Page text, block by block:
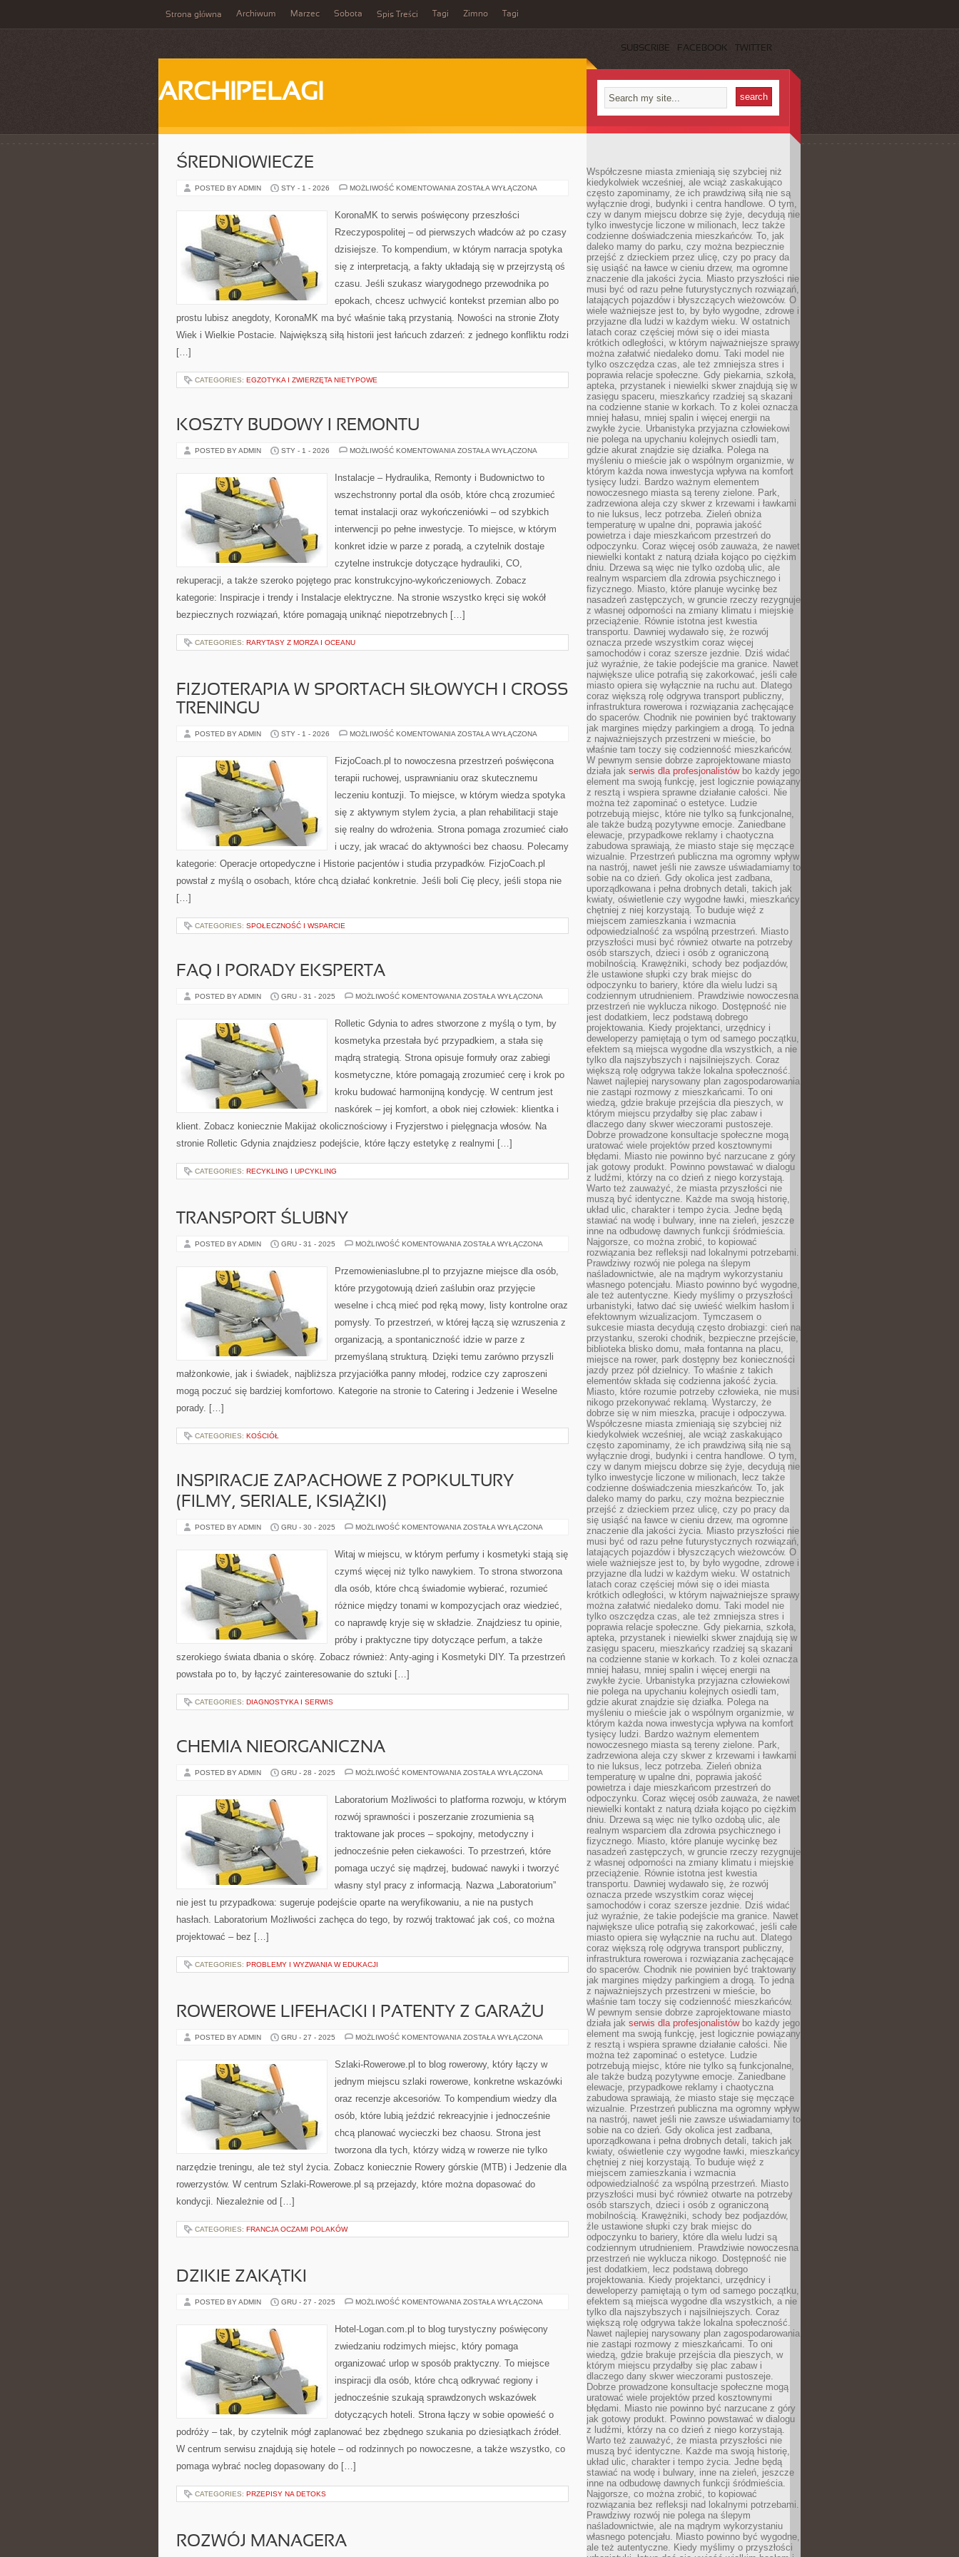
Strona główna Archiwum Marzec Sobota Spis Treści Tagi Zimno Tagi
SUBSCRIBE FACEBOOK TWITTER
ARCHIPELAGI
ŚREDNIOWIECZE
POSTED BY ADMIN STY - 1 - 2026 MOŻLIWOŚĆ KOMENTOWANIA ŚREDNIOWIECZE
ZOSTAŁA WYŁĄCZONA
KoronaMK to serwis poświęcony przeszłości
Rzeczypospolitej – od pierwszych władców aż po czasy
dzisiejsze. To kompendium, w którym narracja spotyka
się z interpretacją, a fakty układają się w przejrzystą oś
czasu. Jeśli szukasz wiarygodnego przewodnika po
epokach, chcesz uchwycić kontekst przemian albo po
prostu lubisz anegdoty, KoronaMK ma być właśnie taką przystanią. Nowości na stronie Złoty
Wiek i Wielkie Postacie. Największą siłą historii jest łańcuch zdarzeń: z jednego konfliktu rodzi
[…]
CATEGORIES: EGZOTYKA I ZWIERZĘTA NIETYPOWE
KOSZTY BUDOWY I REMONTU
POSTED BY ADMIN STY - 1 - 2026 MOŻLIWOŚĆ KOMENTOWANIA KOSZTY
REMONTU
ZOSTAŁA WYŁĄCZONA
Instalacje – Hydraulika, Remonty i Budownictwo to
wszechstronny portal dla osób, które chcą zrozumieć
temat instalacji oraz wykończeniówki – od szybkich
interwencji po pełne inwestycje. To miejsce, w którym
konkret idzie w parze z poradą, a czytelnik dostaje
czytelne instrukcje dotyczące hydrauliki, CO,
rekuperacji, a także szeroko pojętego prac konstrukcyjno-wykończeniowych. Zobacz
kategorie: Inspiracje i trendy i Instalacje elektryczne. Na stronie wszystko kręci się wokół
bezpiecznych rozwiązań, które pomagają uniknąć niepotrzebnych […]
CATEGORIES: RARYTASY Z MORZA I OCEANU
FIZJOTERAPIA W SPORTACH SIŁOWYCH I CROSS
TRENINGU
POSTED BY ADMIN STY - 1 - 2026 MOŻLIWOŚĆ KOMENTOWANIA FIZJOTERAPIA
SIŁOWYCH
TRENINGU
ZOSTAŁA WYŁĄCZONA
FizjoCoach.pl to nowoczesna przestrzeń poświęcona
terapii ruchowej, usprawnianiu oraz skutecznemu
leczeniu kontuzji. To miejsce, w którym wiedza spotyka
się z aktywnym stylem życia, a plan rehabilitacji staje
się realny do wdrożenia. Strona pomaga zrozumieć ciało
i uczy, jak wracać do aktywności bez chaosu. Polecamy
kategorie: Operacje ortopedyczne i Historie pacjentów i studia przypadków. FizjoCoach.pl
powstał z myślą o osobach, które chcą działać konkretnie. Jeśli boli Cię plecy, jeśli stopa nie
[…]
CATEGORIES: SPOŁECZNOŚĆ I WSPARCIE
FAQ I PORADY EKSPERTA
POSTED BY ADMIN GRU - 31 - 2025 MOŻLIWOŚĆ KOMENTOWANIA FAQ
ZOSTAŁA WYŁĄCZONA
Rolletic Gdynia to adres stworzone z myślą o tym, by
kosmetyka przestała być przypadkiem, a stała się
mądrą strategią. Strona opisuje formuły oraz zabiegi
kosmetyczne, które pomagają zrozumieć cerę i krok po
kroku budować harmonijną kondycję. W centrum jest
naskórek – jej komfort, a obok niej człowiek: klientka i
klient. Zobacz koniecznie Makijaż okolicznościowy i Fryzjerstwo i pielęgnacja włosów. Na
stronie Rolletic Gdynia znajdziesz podejście, które łączy estetykę z realnymi […]
CATEGORIES: RECYKLING I UPCYKLING
TRANSPORT ŚLUBNY
POSTED BY ADMIN GRU - 31 - 2025 MOŻLIWOŚĆ KOMENTOWANIA TRANSPORT
ZOSTAŁA WYŁĄCZONA
Przemowieniaslubne.pl to przyjazne miejsce dla osób,
które przygotowują dzień zaślubin oraz przyjęcie
weselne i chcą mieć pod ręką mowy, listy kontrolne oraz
pomysły. To przestrzeń, w której łączą się wzruszenia z
organizacją, a spontaniczność idzie w parze z
przemyślaną strukturą. Dzięki temu zarówno przyszli
małżonkowie, jak i świadek, najbliższa przyjaciółka panny młodej, rodzice czy zaproszeni
mogą poczuć się bardziej komfortowo. Kategorie na stronie to Catering i Jedzenie i Weselne
porady. […]
CATEGORIES: KOŚCIÓŁ
INSPIRACJE ZAPACHOWE Z POPKULTURY
(FILMY, SERIALE, KSIĄŻKI)
POSTED BY ADMIN GRU - 30 - 2025 MOŻLIWOŚĆ KOMENTOWANIA INSPIRACJE
POPKULTURY
(FILMY,
KSIĄŻKI)
ZOSTAŁA WYŁĄCZONA
Witaj w miejscu, w którym perfumy i kosmetyki stają się
czymś więcej niż tylko nawykiem. To strona stworzona
dla osób, które chcą świadomie wybierać, rozumieć
różnice między tonami w kompozycjach oraz wiedzieć,
co naprawdę kryje się w składzie. Znajdziesz tu opinie,
próby i praktyczne tipy dotyczące perfum, a także
szerokiego świata dbania o skórę. Zobacz również: Anty-aging i Kosmetyki DIY. Ta przestrzeń
powstała po to, by łączyć zainteresowanie do sztuki […]
CATEGORIES: DIAGNOSTYKA I SERWIS
CHEMIA NIEORGANICZNA
POSTED BY ADMIN GRU - 28 - 2025 MOŻLIWOŚĆ KOMENTOWANIA CHEMIA
ZOSTAŁA WYŁĄCZONA
Laboratorium Możliwości to platforma rozwoju, w którym
rozwój sprawności i poszerzanie zrozumienia są
traktowane jak proces – spokojny, metodyczny i
jednocześnie pełen ciekawości. To przestrzeń, które
pomaga uczyć się mądrzej, budować nawyki i tworzyć
własny styl pracy z informacją. Nazwa „Laboratorium”
nie jest tu przypadkowa: sugeruje podejście oparte na weryfikowaniu, a nie na pustych
hasłach. Laboratorium Możliwości zachęca do tego, by rozwój traktować jak coś, co można
projektować – bez […]
CATEGORIES: PROBLEMY I WYZWANIA W EDUKACJI
ROWEROWE LIFEHACKI I PATENTY Z GARAŻU
POSTED BY ADMIN GRU - 27 - 2025 MOŻLIWOŚĆ KOMENTOWANIA ROWEROWE
PATENTY
Z
ZOSTAŁA WYŁĄCZONA
Szlaki-Rowerowe.pl to blog rowerowy, który łączy w
jednym miejscu szlaki rowerowe, konkretne wskazówki
oraz recenzje akcesoriów. To kompendium wiedzy dla
osób, które lubią jeździć rekreacyjnie i jednocześnie
chcą planować wycieczki bez chaosu. Strona jest
tworzona dla tych, którzy widzą w rowerze nie tylko
narzędzie treningu, ale też styl życia. Zobacz koniecznie Rowery górskie (MTB) i Jedzenie dla
rowerzystów. W centrum Szlaki-Rowerowe.pl są przejazdy, które można dopasować do
kondycji. Niezależnie od […]
CATEGORIES: FRANCJA OCZAMI POLAKÓW
DZIKIE ZAKĄTKI
POSTED BY ADMIN GRU - 27 - 2025 MOŻLIWOŚĆ KOMENTOWANIA DZIKIE
ZOSTAŁA WYŁĄCZONA
Hotel-Logan.com.pl to blog turystyczny poświęcony
zwiedzaniu rodzimych miejsc, który pomaga
organizować urlop w sposób praktyczny. To miejsce
inspiracji dla osób, które chcą odkrywać regiony i
jednocześnie szukają sprawdzonych wskazówek
dotyczących hoteli. Strona łączy w sobie opowieść o
podróży – tak, by czytelnik mógł zaplanować bez zbędnego szukania po dziesiątkach źródeł.
W centrum serwisu znajdują się hotele – od rodzinnych po nowoczesne, a także wszystko, co
pomaga wybrać nocleg dopasowany do […]
CATEGORIES: PRZEPISY NA DETOKS
ROZWÓJ MANAGERA
Współczesne miasta zmieniają się szybciej niż
kiedykolwiek wcześniej, ale wciąż zaskakująco
często zapominamy, że ich prawdziwą siłą nie są
wyłącznie drogi, budynki i centra handlowe. O tym,
czy w danym miejscu dobrze się żyje, decydują nie
tylko inwestycje liczone w milionach, lecz także
codzienne doświadczenia mieszkańców. To, jak
daleko mamy do parku, czy można bezpiecznie
przejść z dzieckiem przez ulicę, czy po pracy da
się usiąść na ławce w cieniu drzew, ma ogromne
znaczenie dla jakości życia. Miasto przyszłości nie
musi być od razu pełne futurystycznych rozwiązań,
latających pojazdów i błyszczących wieżowców. O
wiele ważniejsze jest to, by było wygodne, zdrowe i
przyjazne dla ludzi w każdym wieku. W ostatnich
latach coraz częściej mówi się o idei miasta
krótkich odległości, w którym najważniejsze sprawy
można załatwić niedaleko domu. Taki model nie
tylko oszczędza czas, ale też zmniejsza stres i
poprawia relacje społeczne. Gdy piekarnia, szkoła,
apteka, przystanek i niewielki skwer znajdują się w
zasięgu spaceru, mieszkańcy rzadziej są skazani
na codzienne stanie w korkach. To z kolei oznacza
mniej hałasu, mniej spalin i więcej energii na
zwykłe życie. Urbanistyka przyjazna człowiekowi
nie polega na upychaniu kolejnych osiedli tam,
gdzie akurat znajdzie się działka. Polega na
myśleniu o mieście jak o wspólnym organizmie, w
którym każda nowa inwestycja wpływa na komfort
tysięcy ludzi. Bardzo ważnym elementem
nowoczesnego miasta są tereny zielone. Park,
zadrzewiona aleja czy skwer z krzewami i ławkami
to nie luksus, lecz potrzeba. Zieleń obniża
temperaturę w upalne dni, poprawia jakość
powietrza i daje mieszkańcom przestrzeń do
odpoczynku. Coraz więcej osób zauważa, że nawet
niewielki kontakt z naturą działa kojąco po ciężkim
dniu. Drzewa są więc nie tylko ozdobą ulic, ale
realnym wsparciem dla zdrowia psychicznego i
fizycznego. Miasto, które planuje wycinkę bez
nasadzeń zastępczych, w gruncie rzeczy rezygnuje
z własnej odporności na zmiany klimatu i miejskie
przeciążenie. Równie istotna jest kwestia
transportu. Dawniej wydawało się, że rozwój
oznacza przede wszystkim coraz więcej
samochodów i coraz szersze jezdnie. Dziś widać
już wyraźnie, że takie podejście ma granice. Nawet
największe ulice potrafią się zakorkować, jeśli całe
miasto opiera się wyłącznie na ruchu aut. Dlatego
coraz większą rolę odgrywa transport publiczny,
infrastruktura rowerowa i rozwiązania zachęcające
do spacerów. Chodnik nie powinien być traktowany
jak margines między parkingiem a drogą. To jedna
z najważniejszych przestrzeni w mieście, bo
właśnie tam toczy się codzienność mieszkańców.
W pewnym sensie dobrze zaprojektowane miasto
działa jak serwis dla profesjonalistówbo każdy jego
element ma swoją funkcję, jest logicznie powiązany
z resztą i wspiera sprawne działanie całości. Nie
można też zapominać o estetyce. Ludzie
potrzebują miejsc, które nie tylko są funkcjonalne,
ale także budzą pozytywne emocje. Zaniedbane
elewacje, przypadkowe reklamy i chaotyczna
zabudowa sprawiają, że miasto staje się męczące
wizualnie. Przestrzeń publiczna ma ogromny wpływ
na nastrój, nawet jeśli nie zawsze uświadamiamy to
sobie na co dzień. Gdy okolica jest zadbana,
uporządkowana i pełna drobnych detali, takich jak
kwiaty, oświetlenie czy wygodne ławki, mieszkańcy
chętniej z niej korzystają. To buduje więź z
miejscem zamieszkania i wzmacnia
odpowiedzialność za wspólną przestrzeń. Miasto
przyszłości musi być również otwarte na potrzeby
osób starszych, dzieci i osób z ograniczoną
mobilnością. Krawężniki, schody bez podjazdów,
źle ustawione słupki czy brak miejsc do
odpoczynku to bariery, które dla wielu ludzi są
codziennym utrudnieniem. Prawdziwie nowoczesna
przestrzeń nie wyklucza nikogo. Dostępność nie
jest dodatkiem, lecz podstawą dobrego
projektowania. Kiedy projektanci, urzędnicy i
deweloperzy pamiętają o tym od samego początku,
efektem są miejsca wygodne dla wszystkich, a nie
tylko dla najszybszych i najsilniejszych. Coraz
większą rolę odgrywa także lokalna społeczność.
Nawet najlepiej narysowany plan zagospodarowania
nie zastąpi rozmowy z mieszkańcami. To oni
wiedzą, gdzie brakuje przejścia dla pieszych, w
którym miejscu przydałby się plac zabaw i
dlaczego dany skwer wieczorami pustoszeje.
Dobrze prowadzone konsultacje społeczne mogą
uratować wiele projektów przed kosztownymi
błędami. Miasto nie powinno być narzucane z góry
jak gotowy produkt. Powinno powstawać w dialogu
z ludźmi, którzy na co dzień z niego korzystają.
Warto też zauważyć, że miasta przyszłości nie
muszą być identyczne. Każde ma swoją historię,
układ ulic, charakter i tempo życia. Jedne będą
stawiać na wodę i bulwary, inne na zieleń, jeszcze
inne na odbudowę dawnych funkcji śródmieścia.
Najgorsze, co można zrobić, to kopiować
rozwiązania bez refleksji nad lokalnymi potrzebami.
Prawdziwy rozwój nie polega na ślepym
naśladownictwie, ale na mądrym wykorzystaniu
własnego potencjału. Miasto powinno być wygodne,
ale też autentyczne. Kiedy myślimy o przyszłości
urbanistyki, łatwo dać się uwieść wielkim hasłom i
efektownym wizualizacjom. Tymczasem o
sukcesie miasta decydują często drobiazgi: cień na
przystanku, szeroki chodnik, bezpieczne przejście,
biblioteka blisko domu, mała fontanna na placu,
miejsce na rower, park dostępny bez konieczności
jazdy przez pół dzielnicy. To właśnie z takich
elementów składa się codzienna jakość życia.
Miasto, które rozumie potrzeby człowieka, nie musi
nikogo przekonywać reklamą. Wystarczy, że
dobrze się w nim mieszka, pracuje i odpoczywa.
Współczesne miasta zmieniają się szybciej niż
kiedykolwiek wcześniej, ale wciąż zaskakująco
często zapominamy, że ich prawdziwą siłą nie są
wyłącznie drogi, budynki i centra handlowe. O tym,
czy w danym miejscu dobrze się żyje, decydują nie
tylko inwestycje liczone w milionach, lecz także
codzienne doświadczenia mieszkańców. To, jak
daleko mamy do parku, czy można bezpiecznie
przejść z dzieckiem przez ulicę, czy po pracy da
się usiąść na ławce w cieniu drzew, ma ogromne
znaczenie dla jakości życia. Miasto przyszłości nie
musi być od razu pełne futurystycznych rozwiązań,
latających pojazdów i błyszczących wieżowców. O
wiele ważniejsze jest to, by było wygodne, zdrowe i
przyjazne dla ludzi w każdym wieku. W ostatnich
latach coraz częściej mówi się o idei miasta
krótkich odległości, w którym najważniejsze sprawy
można załatwić niedaleko domu. Taki model nie
tylko oszczędza czas, ale też zmniejsza stres i
poprawia relacje społeczne. Gdy piekarnia, szkoła,
apteka, przystanek i niewielki skwer znajdują się w
zasięgu spaceru, mieszkańcy rzadziej są skazani
na codzienne stanie w korkach. To z kolei oznacza
mniej hałasu, mniej spalin i więcej energii na
zwykłe życie. Urbanistyka przyjazna człowiekowi
nie polega na upychaniu kolejnych osiedli tam,
gdzie akurat znajdzie się działka. Polega na
myśleniu o mieście jak o wspólnym organizmie, w
którym każda nowa inwestycja wpływa na komfort
tysięcy ludzi. Bardzo ważnym elementem
nowoczesnego miasta są tereny zielone. Park,
zadrzewiona aleja czy skwer z krzewami i ławkami
to nie luksus, lecz potrzeba. Zieleń obniża
temperaturę w upalne dni, poprawia jakość
powietrza i daje mieszkańcom przestrzeń do
odpoczynku. Coraz więcej osób zauważa, że nawet
niewielki kontakt z naturą działa kojąco po ciężkim
dniu. Drzewa są więc nie tylko ozdobą ulic, ale
realnym wsparciem dla zdrowia psychicznego i
fizycznego. Miasto, które planuje wycinkę bez
nasadzeń zastępczych, w gruncie rzeczy rezygnuje
z własnej odporności na zmiany klimatu i miejskie
przeciążenie. Równie istotna jest kwestia
transportu. Dawniej wydawało się, że rozwój
oznacza przede wszystkim coraz więcej
samochodów i coraz szersze jezdnie. Dziś widać
już wyraźnie, że takie podejście ma granice. Nawet
największe ulice potrafią się zakorkować, jeśli całe
miasto opiera się wyłącznie na ruchu aut. Dlatego
coraz większą rolę odgrywa transport publiczny,
infrastruktura rowerowa i rozwiązania zachęcające
do spacerów. Chodnik nie powinien być traktowany
jak margines między parkingiem a drogą. To jedna
z najważniejszych przestrzeni w mieście, bo
właśnie tam toczy się codzienność mieszkańców.
W pewnym sensie dobrze zaprojektowane miasto
działa jak serwis dla profesjonalistówbo każdy jego
element ma swoją funkcję, jest logicznie powiązany
z resztą i wspiera sprawne działanie całości. Nie
można też zapominać o estetyce. Ludzie
potrzebują miejsc, które nie tylko są funkcjonalne,
ale także budzą pozytywne emocje. Zaniedbane
elewacje, przypadkowe reklamy i chaotyczna
zabudowa sprawiają, że miasto staje się męczące
wizualnie. Przestrzeń publiczna ma ogromny wpływ
na nastrój, nawet jeśli nie zawsze uświadamiamy to
sobie na co dzień. Gdy okolica jest zadbana,
uporządkowana i pełna drobnych detali, takich jak
kwiaty, oświetlenie czy wygodne ławki, mieszkańcy
chętniej z niej korzystają. To buduje więź z
miejscem zamieszkania i wzmacnia
odpowiedzialność za wspólną przestrzeń. Miasto
przyszłości musi być również otwarte na potrzeby
osób starszych, dzieci i osób z ograniczoną
mobilnością. Krawężniki, schody bez podjazdów,
źle ustawione słupki czy brak miejsc do
odpoczynku to bariery, które dla wielu ludzi są
codziennym utrudnieniem. Prawdziwie nowoczesna
przestrzeń nie wyklucza nikogo. Dostępność nie
jest dodatkiem, lecz podstawą dobrego
projektowania. Kiedy projektanci, urzędnicy i
deweloperzy pamiętają o tym od samego początku,
efektem są miejsca wygodne dla wszystkich, a nie
tylko dla najszybszych i najsilniejszych. Coraz
większą rolę odgrywa także lokalna społeczność.
Nawet najlepiej narysowany plan zagospodarowania
nie zastąpi rozmowy z mieszkańcami. To oni
wiedzą, gdzie brakuje przejścia dla pieszych, w
którym miejscu przydałby się plac zabaw i
dlaczego dany skwer wieczorami pustoszeje.
Dobrze prowadzone konsultacje społeczne mogą
uratować wiele projektów przed kosztownymi
błędami. Miasto nie powinno być narzucane z góry
jak gotowy produkt. Powinno powstawać w dialogu
z ludźmi, którzy na co dzień z niego korzystają.
Warto też zauważyć, że miasta przyszłości nie
muszą być identyczne. Każde ma swoją historię,
układ ulic, charakter i tempo życia. Jedne będą
stawiać na wodę i bulwary, inne na zieleń, jeszcze
inne na odbudowę dawnych funkcji śródmieścia.
Najgorsze, co można zrobić, to kopiować
rozwiązania bez refleksji nad lokalnymi potrzebami.
Prawdziwy rozwój nie polega na ślepym
naśladownictwie, ale na mądrym wykorzystaniu
własnego potencjału. Miasto powinno być wygodne,
ale też autentyczne. Kiedy myślimy o przyszłości